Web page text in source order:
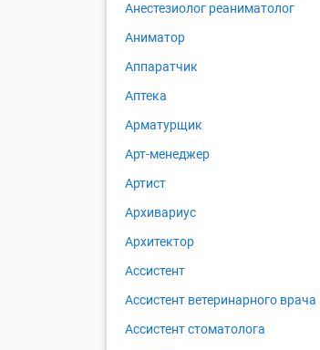
Анестезиолог реаниматолог
Аниматор
Аппаратчик
Аптека
Арматурщик
Арт-менеджер
Артист
Архивариус
Архитектор
Ассистент
Ассистент ветеринарного врача
Ассистент стоматолога